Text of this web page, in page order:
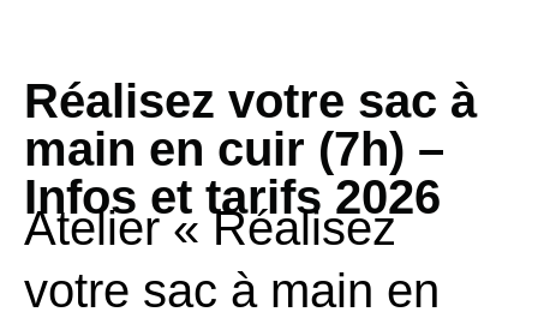
Réalisez votre sac à
main en cuir (7h) –
Infos et tarifs 2026
Atelier « Réalisez
votre sac à main en